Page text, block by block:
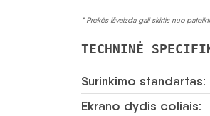
* Prekės išvaizda gali skirtis nuo
TECHNINĖ
Surinkimo standartas:
Ekrano dydis coliais: